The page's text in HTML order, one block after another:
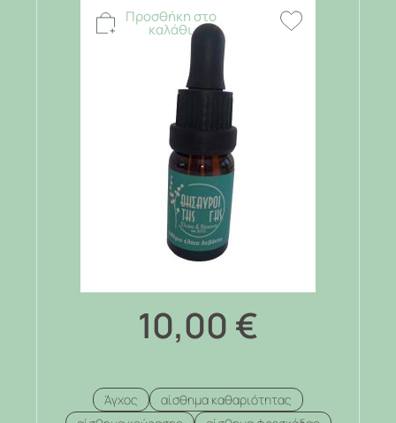
Προσθήκη στο
καλάθι
10,00 €
Άγχος
αίσθημα καθαριότητας